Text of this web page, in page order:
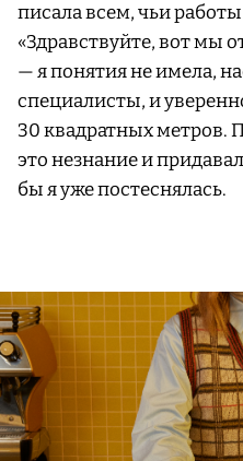
писала всем, чьи
«Здравствуйте, вот мы
— я понятия не имела,
специалисты, и
30 квадратных метров.
это незнание и
бы я уже постеснялась.